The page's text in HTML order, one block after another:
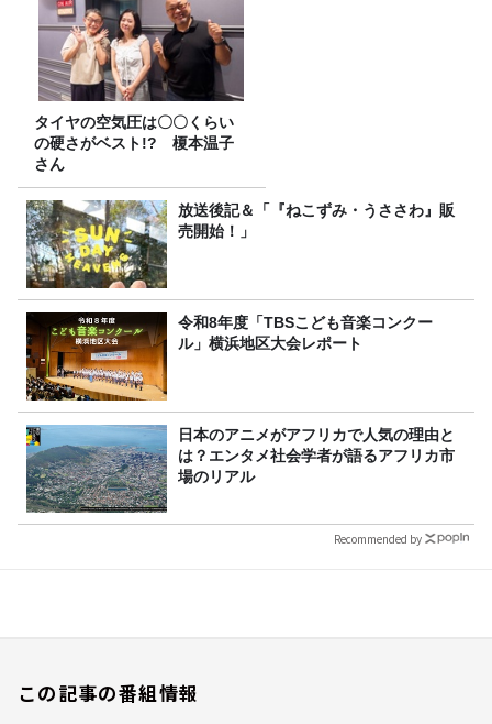
タイヤの空気圧は〇〇くらい
の硬さがベスト!? 榎本温子
さん
放送後記＆「『ねこずみ・うささわ』販
売開始！」
令和8年度「TBSこども音楽コンクー
ル」横浜地区大会レポート
日本のアニメがアフリカで人気の理由と
は？エンタメ社会学者が語るアフリカ市
場のリアル
Recommended by
この記事の番組情報